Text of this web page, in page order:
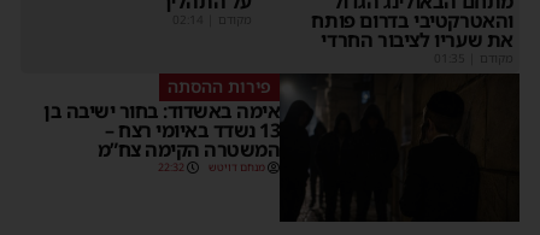
והאטרקטיבי בדרום פותח
את שעריו לציבור החרדי
פירות ההסתה
אימה באשדוד: בחור ישיבה בן
13 נשדד באיומי רצח –
המשטרה הקימה צח”מ
מנחם דויטש 22:32